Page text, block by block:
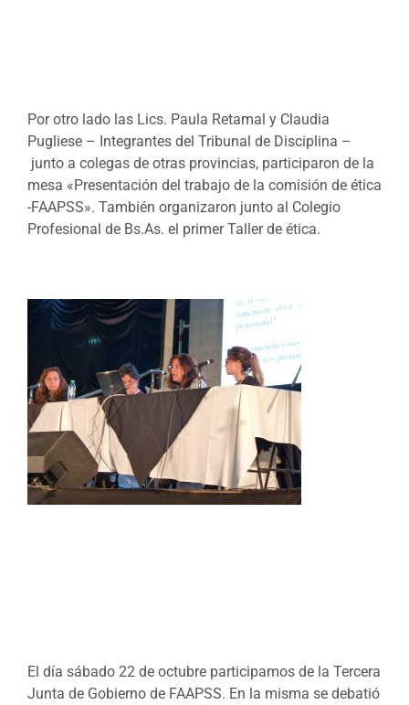
Por otro lado las Lics. Paula Retamal y Claudia
Pugliese – Integrantes del Tribunal de Disciplina –
junto a colegas de otras provincias, participaron de la
mesa «Presentación del trabajo de la comisión de ética
-FAAPSS». También organizaron junto al Colegio
Profesional de Bs.As. el primer Taller de ética.
El día sábado 22 de octubre participamos de la Tercera
Junta de Gobierno de FAAPSS. En la misma se debatió